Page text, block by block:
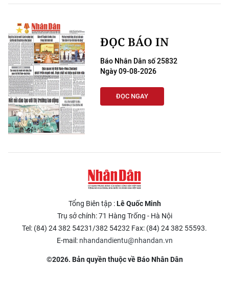
ĐỌC BÁO IN
Báo Nhân Dân số 25832
Ngày 09-08-2026
ĐỌC NGAY
Tổng Biên tập :Lê Quốc Minh
Trụ sở chính: 71 Hàng Trống - Hà Nội
Tel: (84) 24 382 54231/382 54232 Fax: (84) 24 382 55593.
E-mail: nhandandientu@nhandan.vn
©2026. Bản quyền thuộc về Báo Nhân Dân